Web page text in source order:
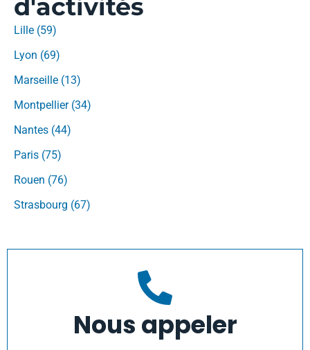
d'activités
Lille (59)
Lyon (69)
Marseille (13)
Montpellier (34)
Nantes (44)
Paris (75)
Rouen (76)
Strasbourg (67)
Nous appeler